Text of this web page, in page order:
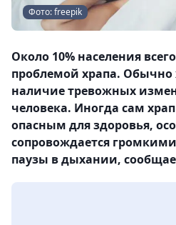
Фото: freepik
Около 10% населения
проблемой храпа. Обычно
наличие тревожных
человека. Иногда сам храп
опасным для здоровья,
сопровождается
паузы в дыхании,